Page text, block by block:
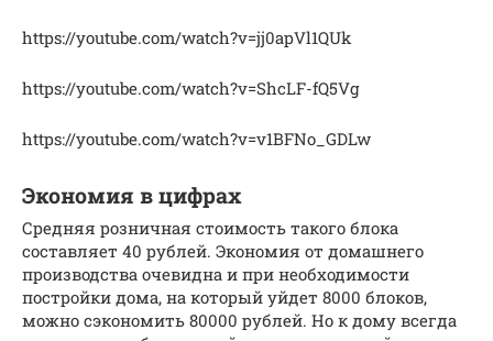
https://youtube.com/watch?v=jj0apVl1QUk
https://youtube.com/watch?v=ShcLF-fQ5Vg
https://youtube.com/watch?v=v1BFNo_GDLw
Экономия в цифрах
Средняя розничная стоимость такого блока
составляет 40 рублей. Экономия от домашнего
производства очевидна и при необходимости
постройки дома, на который уйдет 8000 блоков,
можно сэкономить 80000 рублей. Но к дому всегда